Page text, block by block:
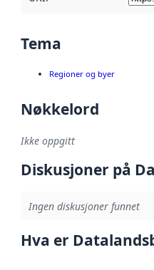
Tema
Regioner og byer
Nøkkelord
Ikke oppgitt
Diskusjoner på
Ingen diskusjoner funnet
Hva er